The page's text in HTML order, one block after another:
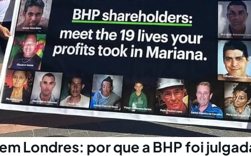
Londres: por que a BHP foi